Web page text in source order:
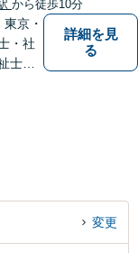
から徒歩10分
京・
・社
士が
詳細を見
る
変更